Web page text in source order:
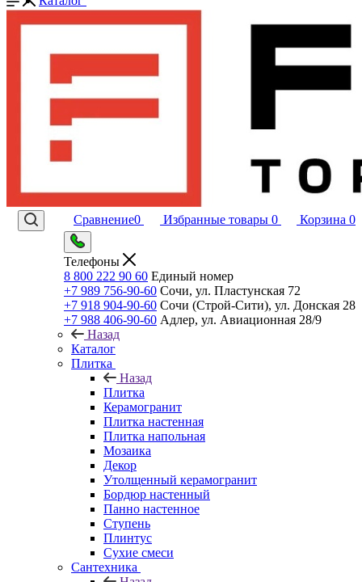
Сравнение0 Избранные товары 0 Корзина 0
Телефоны
8 800 222 90 60 Единый номер
+7 989 756-90-60 Сочи, ул. Пластунская 72
+7 918 904-90-60 Сочи (Строй-Сити), ул. Донская 28
+7 988 406-90-60 Адлер, ул. Авиационная 28/9
Назад
Каталог
Плитка
Назад
Плитка
Керамогранит
Плитка настенная
Плитка напольная
Мозаика
Декор
Утолщенный керамогранит
Бордюр настенный
Панно настенное
Ступень
Плинтус
Сухие смеси
Сантехника